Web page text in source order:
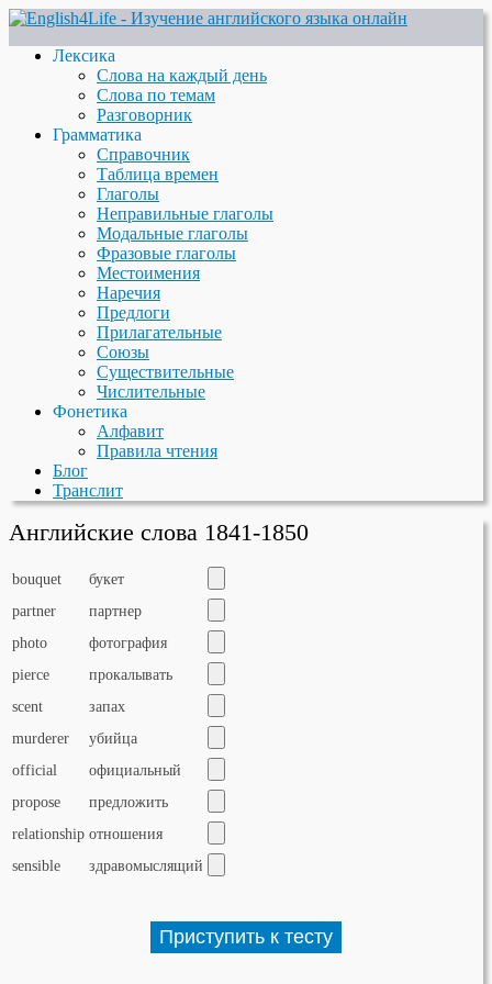
Лексика
Слова на каждый день
Слова по темам
Разговорник
Грамматика
Справочник
Таблица времен
Глаголы
Неправильные глаголы
Модальные глаголы
Фразовые глаголы
Местоимения
Наречия
Предлоги
Прилагательные
Союзы
Существительные
Числительные
Фонетика
Алфавит
Правила чтения
Блог
Транслит
Английские слова 1841-1850
bouquet
букет
partner
партнер
photo
фотография
pierce
прокалывать
scent
запах
murderer
убийца
official
официальный
propose
предложить
relationship отношения
sensible
здравомыслящий
Приступить к тесту